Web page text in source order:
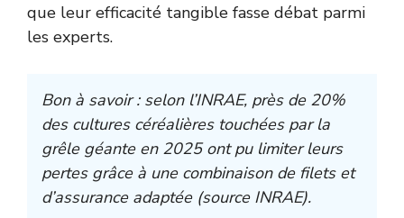
que leur efficacité tangible fasse débat parmi
les experts.
Bon à savoir : selon l’INRAE, près de 20%
des cultures céréalières touchées par la
grêle géante en 2025 ont pu limiter leurs
pertes grâce à une combinaison de filets et
d’assurance adaptée (source INRAE).